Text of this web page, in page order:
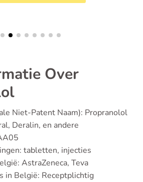
Over
Niet-Patent Naam): Propranolol
Deralin, en andere
tabletten, injecties
AstraZeneca, Teva
in België: Receptplichtig